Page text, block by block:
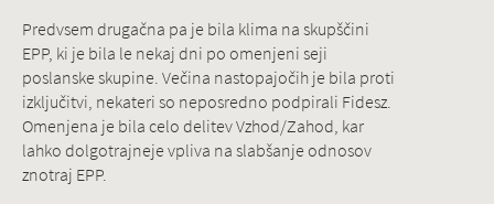
Predvsem drugačna pa je bila klima na skupščini
EPP, ki je bila le nekaj dni po omenjeni seji
poslanske skupine. Večina nastopajočih je bila proti
izključitvi, nekateri so neposredno podpirali Fidesz.
Omenjena je bila celo delitev Vzhod/Zahod, kar
lahko dolgotrajneje vpliva na slabšanje odnosov
znotraj EPP.